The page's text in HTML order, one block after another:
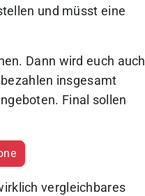
und müsst eine
Dann wird euch auch
insgesamt
Final sollen
vergleichbares